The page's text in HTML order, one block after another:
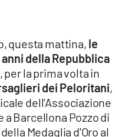
questa mattina, le
della Repubblica
per la prima volta in
dei Peloritani,
dell'Associazione
Barcellona Pozzo di
Medaglia d'Oro al